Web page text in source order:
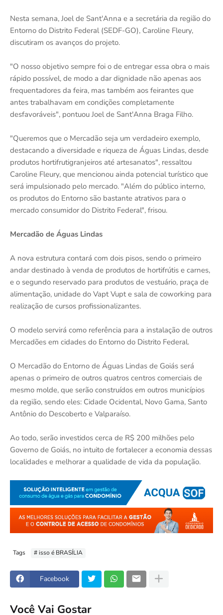
Nesta semana, Joel de Sant'Anna e a secretária da região do
Entorno do Distrito Federal (SEDF-GO), Caroline Fleury,
discutiram os avanços do projeto.
"O nosso objetivo sempre foi o de entregar essa obra o mais
rápido possível, de modo a dar dignidade não apenas aos
frequentadores da feira, mas também aos feirantes que
antes trabalhavam em condições completamente
desfavoráveis", pontuou Joel de Sant'Anna Braga Filho.
"Queremos que o Mercadão seja um verdadeiro exemplo,
destacando a diversidade e riqueza de Águas Lindas, desde
produtos hortifrutigranjeiros até artesanatos", ressaltou
Caroline Fleury, que mencionou ainda potencial turístico que
será impulsionado pelo mercado. "Além do público interno,
os produtos do Entorno são bastante atrativos para o
mercado consumidor do Distrito Federal", frisou.
Mercadão de Águas Lindas
A nova estrutura contará com dois pisos, sendo o primeiro
andar destinado à venda de produtos de hortifrútis e carnes,
e o segundo reservado para produtos de vestuário, praça de
alimentação, unidade do Vapt Vupt e sala de coworking para
realização de cursos profissionalizantes.
O modelo servirá como referência para a instalação de outros
Mercadões em cidades do Entorno do Distrito Federal.
O Mercadão do Entorno de Águas Lindas de Goiás será
apenas o primeiro de outros quatros centros comerciais de
mesmo molde, que serão construídos em outros municípios
da região, sendo eles: Cidade Ocidental, Novo Gama, Santo
Antônio do Descoberto e Valparaíso.
Ao todo, serão investidos cerca de R$ 200 milhões pelo
Governo de Goiás, no intuito de fortalecer a economia dessas
localidades e melhorar a qualidade de vida da população.
Tags # isso é BRASÍLIA
Facebook
Você Vai Gostar